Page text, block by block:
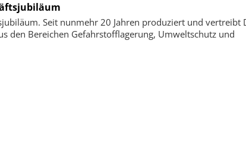
Seit nunmehr 20 Jahren produziert und vertreibt
den Bereichen Gefahrstofflagerung, Umweltschutz und